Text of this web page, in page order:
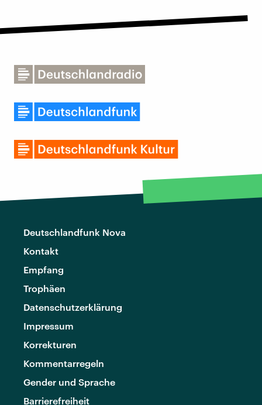
Deutschlandfunk Nova
Kontakt
Empfang
Trophäen
Datenschutzerklärung
Impressum
Korrekturen
Kommentarregeln
Gender und Sprache
Barrierefreiheit